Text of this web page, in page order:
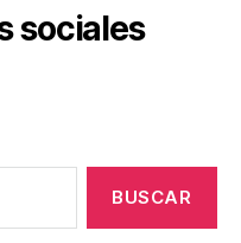
sociales